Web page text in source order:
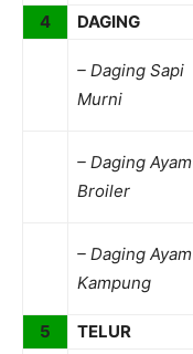
4 DAGING
– Daging Sapi
Murni
– Daging Ayam
Broiler
– Daging Ayam
Kampung
5
TELUR